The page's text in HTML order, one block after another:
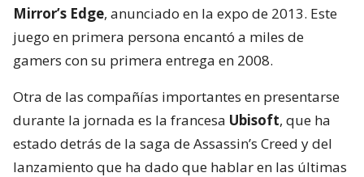
Mirror’s Edge, anunciado en la expo de 2013. Este
juego en primera persona encantó a miles de
gamers con su primera entrega en 2008.
Otra de las compañías importantes en presentarse
durante la jornada es la francesa Ubisoft, que ha
estado detrás de la saga de Assassin’s Creed y del
lanzamiento que ha dado que hablar en las últimas